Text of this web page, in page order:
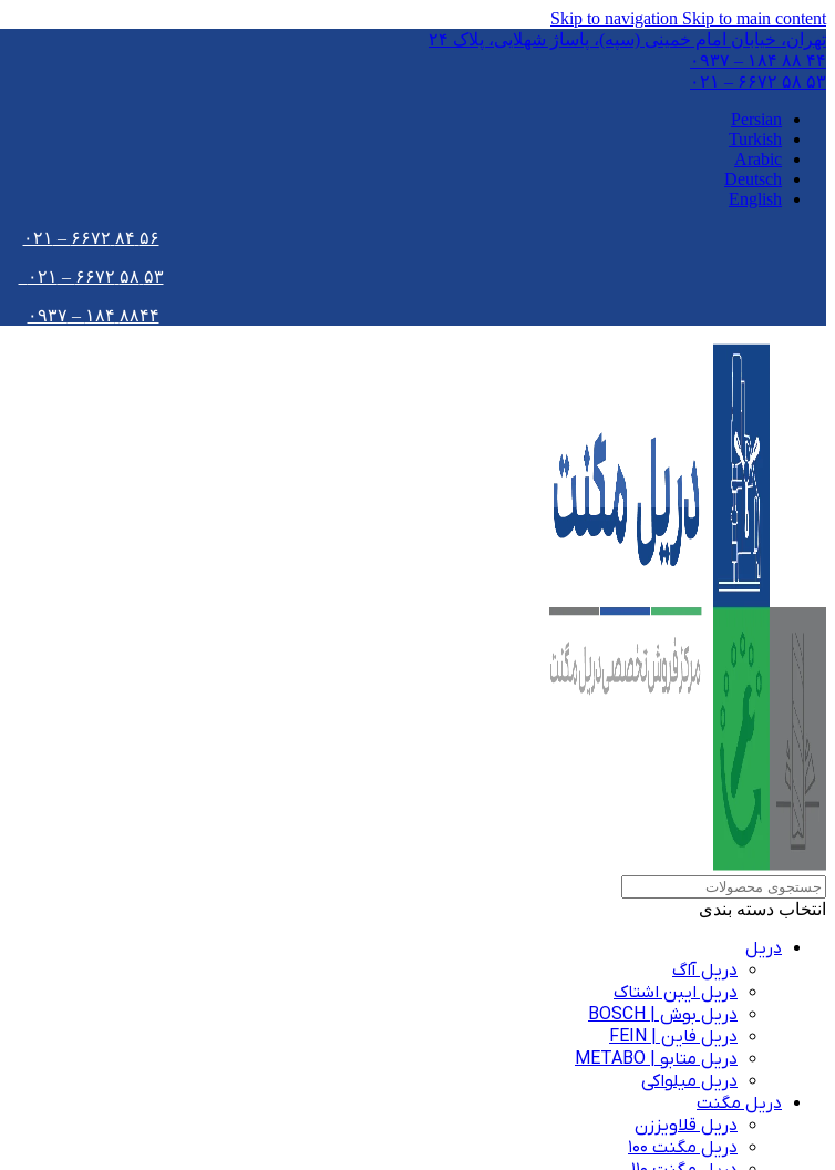
Skip to navigation Skip to main content
تهران،‌ خیابان امام خمینی (سپه)، پاساژ شهلایی، پلاک ۲۴
۴۴ ۸۸ ۱۸۴ – ۰۹۳۷
۵۳ ۵۸ ۶۶۷۲ – ۰۲۱
Persian
Turkish
Arabic
Deutsch
English
۵۶ ۸۴ ۶۶۷۲ – ۰۲۱
۵۳ ۵۸ ۶۶۷۲ – ۰۲۱
۸۸۴۴ ۱۸۴ – ۰۹۳۷
انتخاب دسته بندی
دریل
دریل آاگ
دریل ایبن اشتاک
دریل بوش | BOSCH
دریل فاین | FEIN
دریل متابو | METABO
دریل میلواکی
دریل مگنت
دریل قلاویززن
دریل مگنت 100